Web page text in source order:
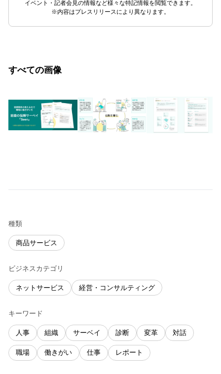
イベント・記者会見の情報など様々な特記情報を閲覧できます。
※内容はプレスリリースにより異なります。
すべての画像
種類
商品サービス
ビジネスカテゴリ
ネットサービス 経営・コンサルティング
キーワード
人事 組織 サーベイ 診断 変革 対話
職場 働きがい 仕事 レポート